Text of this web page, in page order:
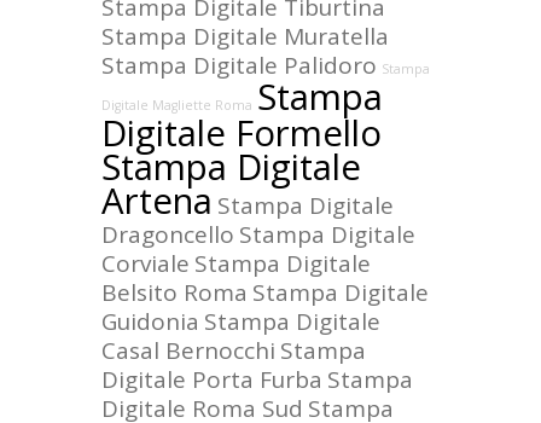
Stampa Digitale Tiburtina
Stampa Digitale Muratella
Stampa Digitale Palidoro Stampa
Digitale Magliette Roma Stampa
Digitale Formello
Stampa Digitale
Artena Stampa Digitale
Dragoncello Stampa Digitale
Corviale Stampa Digitale
Belsito Roma Stampa Digitale
Guidonia Stampa Digitale
Casal Bernocchi Stampa
Digitale Porta Furba Stampa
Digitale Roma Sud Stampa